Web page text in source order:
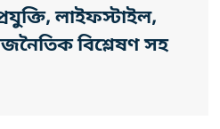
লাইফস্টাইল,
বিশ্লেষণ সহ